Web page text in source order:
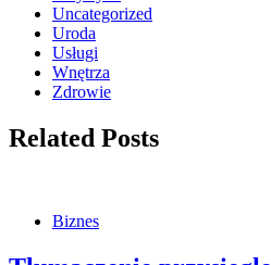
Uncategorized
Uroda
Usługi
Wnętrza
Zdrowie
Related Posts
Biznes